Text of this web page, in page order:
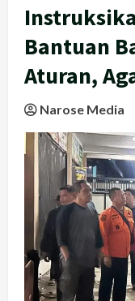
Bantuan
Aturan,
Narose Media